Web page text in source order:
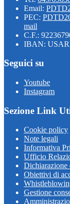
Email:
PEC:
mail
C.F.:
IBAN:
Seguici su
Youtube
Instagram
Sezione Link
Cookie policy
Note legali
Informativa
Ufficio
Dichiarazione
Obiettivi di
Gestione